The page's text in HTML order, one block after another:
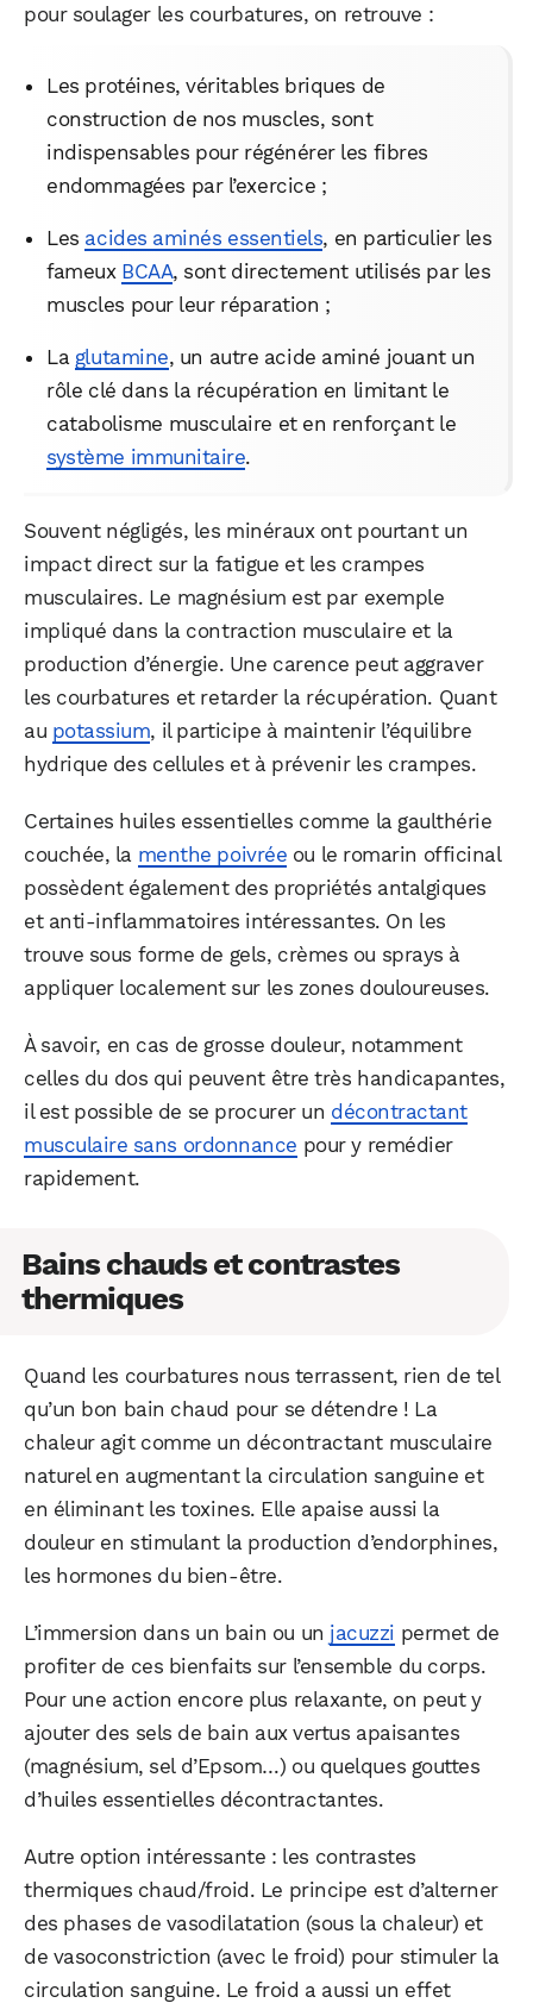
pour soulager les courbatures, on retrouve :
Les protéines, véritables briques de
construction de nos muscles, sont
indispensables pour régénérer les fibres
endommagées par l’exercice ;
Les acides aminés essentiels, en particulier les
fameux BCAA, sont directement utilisés par les
muscles pour leur réparation ;
La glutamine, un autre acide aminé jouant un
rôle clé dans la récupération en limitant le
catabolisme musculaire et en renforçant le
système immunitaire.
Souvent négligés, les minéraux ont pourtant un
impact direct sur la fatigue et les crampes
musculaires. Le magnésium est par exemple
impliqué dans la contraction musculaire et la
production d’énergie. Une carence peut aggraver
les courbatures et retarder la récupération. Quant
au potassium, il participe à maintenir l’équilibre
hydrique des cellules et à prévenir les crampes.
Certaines huiles essentielles comme la gaulthérie
couchée, la menthe poivrée ou le romarin officinal
possèdent également des propriétés antalgiques
et anti-inflammatoires intéressantes. On les
trouve sous forme de gels, crèmes ou sprays à
appliquer localement sur les zones douloureuses.
À savoir, en cas de grosse douleur, notamment
celles du dos qui peuvent être très handicapantes,
il est possible de se procurer un décontractant
musculaire sans ordonnance pour y remédier
rapidement.
Bains chauds et contrastes
thermiques
Quand les courbatures nous terrassent, rien de tel
qu’un bon bain chaud pour se détendre ! La
chaleur agit comme un décontractant musculaire
naturel en augmentant la circulation sanguine et
en éliminant les toxines. Elle apaise aussi la
douleur en stimulant la production d’endorphines,
les hormones du bien-être.
L’immersion dans un bain ou un jacuzzi permet de
profiter de ces bienfaits sur l’ensemble du corps.
Pour une action encore plus relaxante, on peut y
ajouter des sels de bain aux vertus apaisantes
(magnésium, sel d’Epsom…) ou quelques gouttes
d’huiles essentielles décontractantes.
Autre option intéressante : les contrastes
thermiques chaud/froid. Le principe est d’alterner
des phases de vasodilatation (sous la chaleur) et
de vasoconstriction (avec le froid) pour stimuler la
circulation sanguine. Le froid a aussi un effet
WhatsApp Telegram